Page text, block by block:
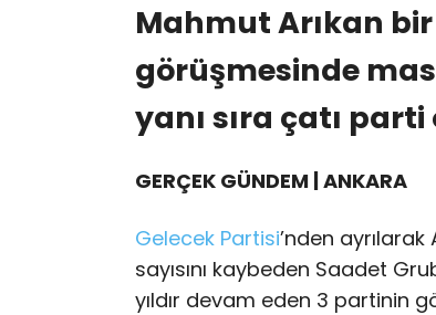
Mahmut Arıkan
görüşmesinde
yanı sıra çatı
GERÇEK GÜNDEM | ANKARA
Gelecek Partisi’nden ayrılarak
sayısını kaybeden Saadet
yıldır devam eden 3 partinin